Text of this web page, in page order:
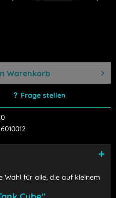
Warenkorb
Frage stellen
Wahl für alle, die auf kleinem